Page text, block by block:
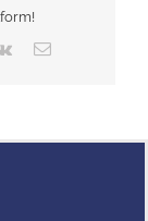
Vk Email